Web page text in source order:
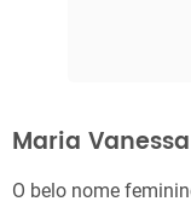
Maria Vanessa
O belo nome